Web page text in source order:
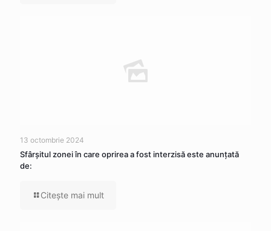
13 octombrie 2024
Sfârșitul zonei în care oprirea a fost interzisă este anunțată
de:
Citeşte mai mult